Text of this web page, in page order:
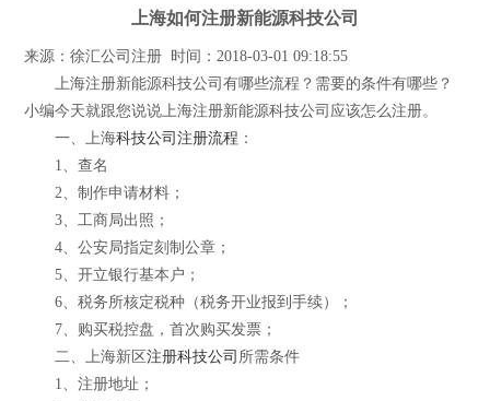
上海如何注册新能源科技公司
来源：徐汇公司注册 时间：2018-03-01 09:18:55
上海注册新能源科技公司有哪些流程？需要的条件有哪些？
小编今天就跟您说说上海注册新能源科技公司应该怎么注册。
一、上海科技公司注册流程 ：
1、查名
2、制作申请材料；
3、工商局出照；
4、公安局指定刻制公章；
5、开立银行基本户；
6、税务所核定税种（税务开业报到手续）；
7、购买税控盘，首次购买发票；
二、上海新区注册科技公司 所需条件
1、注册地址；